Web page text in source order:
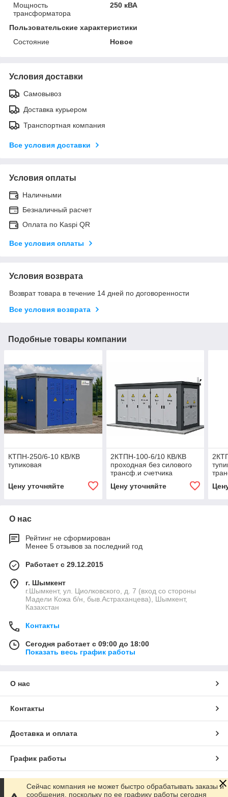
Мощность
трансформатора
250 кВА
Пользовательские характеристики
Состояние
Новое
Условия доставки
Самовывоз
Доставка курьером
Транспортная компания
Все условия доставки
Условия оплаты
Наличными
Безналичный расчет
Оплата по Kaspi QR
Все условия оплаты
Условия возврата
Возврат товара в течение 14 дней по договоренности
Все условия возврата
Подобные товары компании
КТПН-250/6-10 КВ/КВ
тупиковая
Цену уточняйте
2КТПН-100-6/10 КВ/КВ
проходная без силового
трансф.и счетчика
Цену уточняйте
О нас
Рейтинг не сформирован
Менее 5 отзывов за последний год
Работает с 29.12.2015
г. Шымкент
г.Шымкент, ул. Циолковского, д. 7 (вход со стороны
Мадели Кожа б/н, быв.Астраханцева), Шымкент,
Казахстан
Контакты
Сегодня работает с 09:00 до 18:00
Показать весь график работы
О нас
Контакты
Доставка и оплата
График работы
Полная версия сайта
Сейчас компания не может быстро обрабатывать заказы и
сообщения, поскольку по ее графику работы сегодня